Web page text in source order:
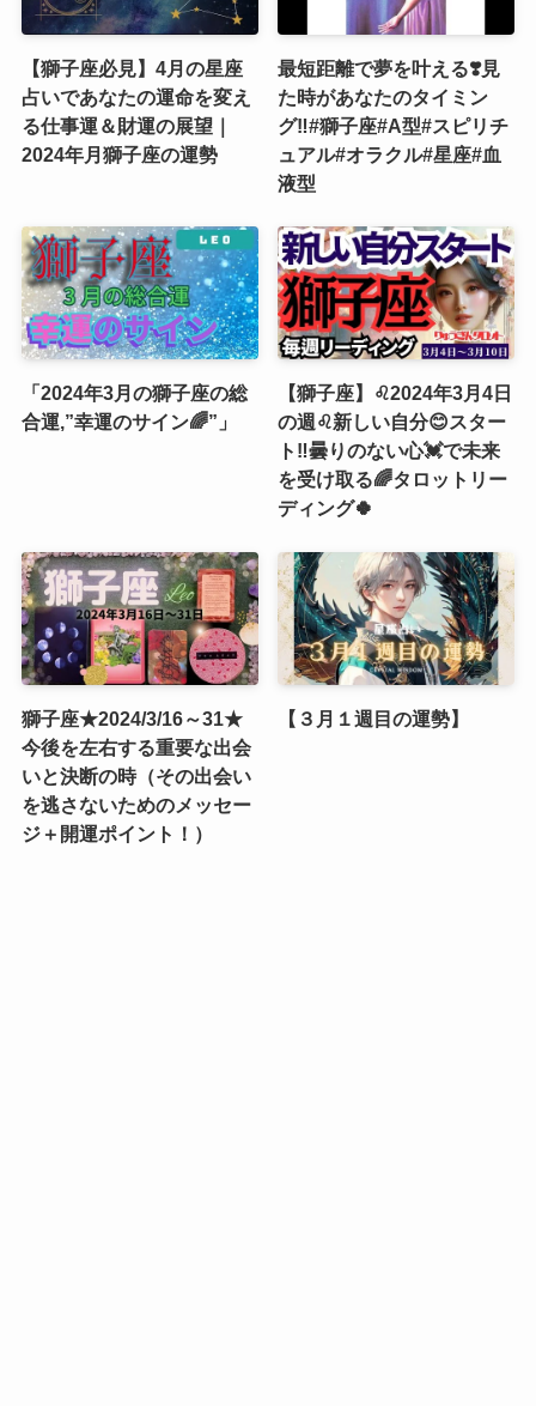
【獅子座必見】4月の星座
占いであなたの運命を変え
る仕事運＆財運の展望｜
2024年月獅子座の運勢
最短距離で夢を叶える❣️見
た時があなたのタイミン
グ‼️#獅子座#A型#スピリチ
ュアル#オラクル#星座#血
液型
「2024年3月の獅子座の総
合運,”幸運のサイン🌈”」
【獅子座】♌️2024年3月4日
の週♌️新しい自分😊スター
ト‼️曇りのない心💓で未来
を受け取る🌈タロットリー
ディング🍀
獅子座★2024/3/16～31★
今後を左右する重要な出会
いと決断の時（その出会い
を逃さないためのメッセー
ジ＋開運ポイント！）
【３月１週目の運勢】